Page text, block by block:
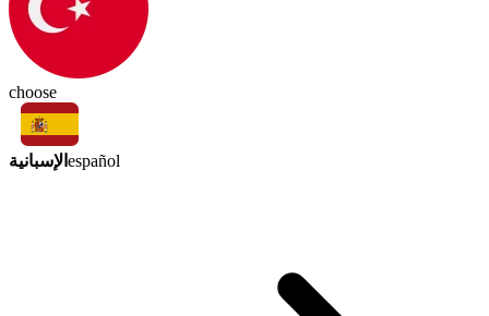
choose
الإسبانية español